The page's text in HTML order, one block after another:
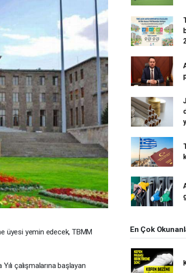
üyesi yemin edecek, TBMM
çalışmalarına başlayan
En Çok